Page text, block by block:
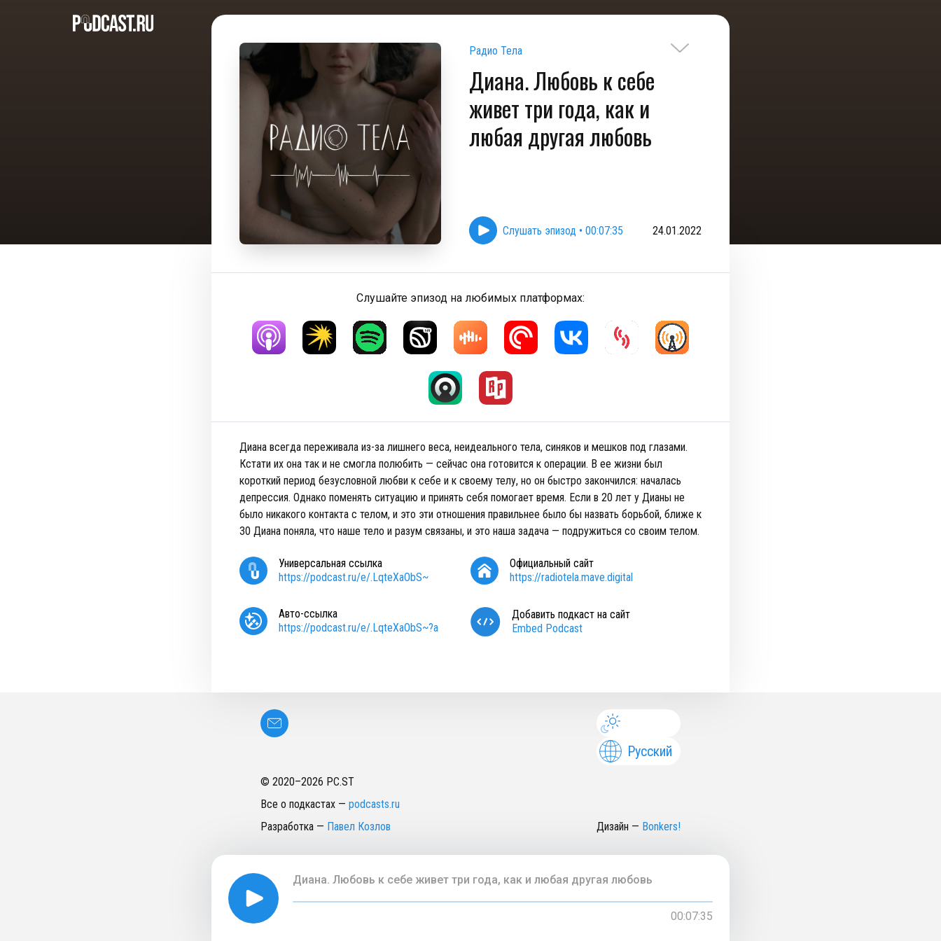
Радио Тела
Диана. Любовь к себе
живет три года, как и
любая другая любовь
Слушать эпизод • 00:07:35 24.01.2022
Слушайте эпизод на любимых платформах:
Диана всегда переживала из-за лишнего веса, неидеального тела, синяков и мешков под глазами.
Кстати их она так и не смогла полюбить — сейчас она готовится к операции. В ее жизни был
короткий период безусловной любви к себе и к своему телу, но он быстро закончился: началась
депрессия. Однако поменять ситуацию и принять себя помогает время. Если в 20 лет у Дианы не
было никакого контакта с телом, и это эти отношения правильнее было бы назвать борьбой, ближе к
30 Диана поняла, что наше тело и разум связаны, и это наша задача — подружиться со своим телом.
Универсальная ссылка
https://podcast.ru/e/.LqteXaObS~
Официальный сайт
https://radiotela.mave.digital
Авто-ссылка
https://podcast.ru/e/.LqteXaObS~?a
Добавить подкаст на сайт
Embed Podcast
Русский
© 2020–2026 PC.ST
Все о подкастах — podcasts.ru
Разработка — Павел Козлов Дизайн — Bonkers!
Диана. Любовь к себе живет три года, как и любая другая любовь
00:07:35